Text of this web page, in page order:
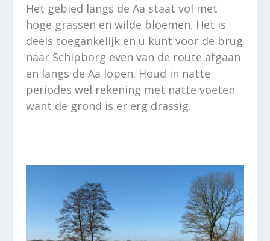
Het gebied langs de Aa staat vol met
hoge grassen en wilde bloemen. Het is
deels toegankelijk en u kunt voor de brug
naar Schipborg even van de route afgaan
en langs de Aa lopen. Houd in natte
periodes wel rekening met natte voeten
want de grond is er erg drassig.